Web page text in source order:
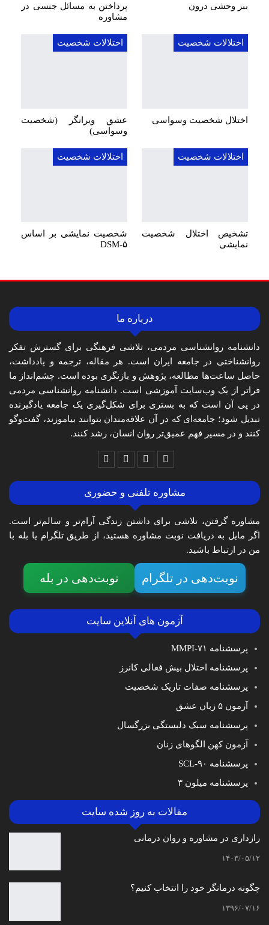
ببر وحشی درون
پرداختن به مسائل جنسی در
مشاوره
اختلالات شخصیت
اختلال شخصیت وسواسی
اختلالات شخصیت
عشق ویرانگر (شخصیت
وسواسی)
اختلالات شخصیت
تشخیص اختلال شخصیت
نمایشی
اختلالات شخصیت
شخصیت نمایشی بر اساس
DSM-۵
درباره ما
دانشنامه روانشناسی مردمی، تلاشی فرهنگی برای گسترش تفکر
روانشناختی در جامعه ایران است. هر مقاله، ترجمه و یادداشت،
حاصل ساعت‌ها مطالعه، پژوهش و بازنگری بوده است. چشم‌انداز ما
فراتر از یک وب‌سایت آموزشی است. دانشنامه روانشناسی مردمی
در پی آن است که به بستری برای شکل‌گیری یک جامعه یادگیرنده
تبدیل شود؛ جامعه‌ای که در آن علاقه‌مندان بتوانند بیاموزند، گفت‌وگو
کنند و در مسیر فهم عمیق‌تر روان انسان، رشد کنند.
مشاوره تلفنی و حضوری
مشاوره گرفتن، تلاشی برای داشتن زندگی آرام‌تر و سالم‌تر است.
اگر مایل به دریافت نوبت مشاوره هستید، از طریق تلگرام یا بله با
من در ارتباط باشید.
نوبت‌دهی در تلگرام نوبت‌دهی در بله
آزمون های آنلاین سایت
پرسشنامه MMPI-۷۱
پرسشنامه اختلال بیش فعالی کانرز
پرسشنامه صفات تاریک شخصیت
آزمون ۵ زبان عشق
پرسشنامه سبک دلبستگی بزرگسال
آزمون کهن الگوهای زنان
پرسشنامه SCL-۹۰
پرسشنامه میلون ۳
مقالات به روز شده سایت
رازداری در مشاوره و روان درمانی
۱۴۰۳/۰۵/۱۲
چگونه درمانگر خود را انتخاب کنیم؟
۱۳۹۶/۰۷/۱۶